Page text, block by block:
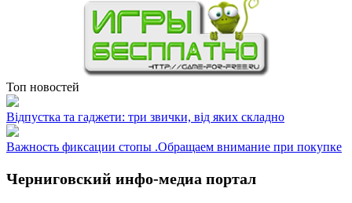
Топ новостей
Відпустка та гаджети: три звички, від яких складно
Важность фиксации стопы .Обращаем внимание при покупке
Черниговский инфо-медиа портал